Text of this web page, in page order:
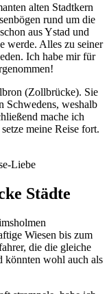
alten Stadtkern
rund um die
aus Ystad und
werde. Alles zu seiner
Ich habe mir für
(Zollbrücke). Sie
Schwedens, weshalb
mache ich
meine Reise fort.
Liebe
Städte
Wiesen bis zum
die die gleiche
könnten wohl auch als